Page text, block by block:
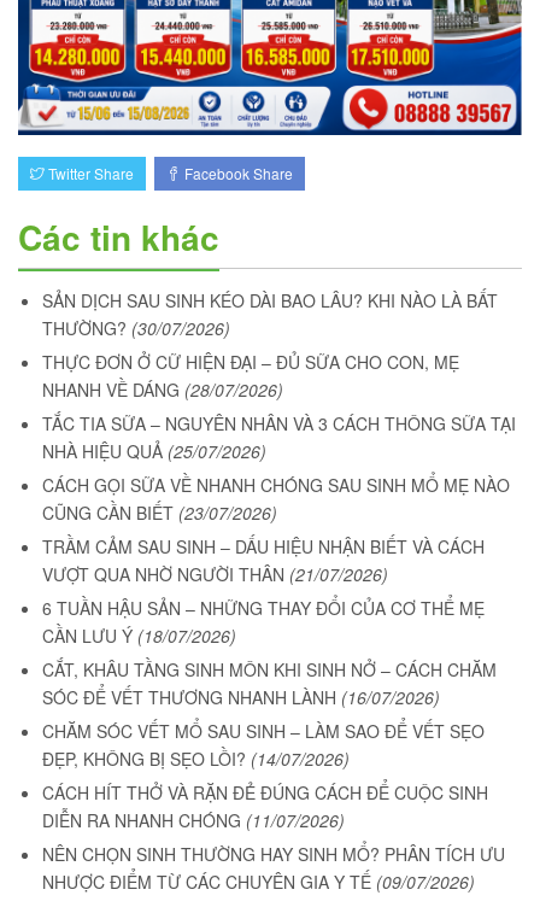
Twitter Share Facebook Share
Các tin khác
SẢN DỊCH SAU SINH KÉO DÀI BAO LÂU? KHI NÀO LÀ BẤT
THƯỜNG? (30/07/2026)
THỰC ĐƠN Ở CỮ HIỆN ĐẠI – ĐỦ SỮA CHO CON, MẸ
NHANH VỀ DÁNG (28/07/2026)
TẮC TIA SỮA – NGUYÊN NHÂN VÀ 3 CÁCH THÔNG SỮA TẠI
NHÀ HIỆU QUẢ (25/07/2026)
CÁCH GỌI SỮA VỀ NHANH CHÓNG SAU SINH MỔ MẸ NÀO
CŨNG CẦN BIẾT (23/07/2026)
TRẦM CẢM SAU SINH – DẤU HIỆU NHẬN BIẾT VÀ CÁCH
VƯỢT QUA NHỜ NGƯỜI THÂN (21/07/2026)
6 TUẦN HẬU SẢN – NHỮNG THAY ĐỔI CỦA CƠ THỂ MẸ
CẦN LƯU Ý (18/07/2026)
CẮT, KHÂU TẦNG SINH MÔN KHI SINH NỞ – CÁCH CHĂM
SÓC ĐỂ VẾT THƯƠNG NHANH LÀNH (16/07/2026)
CHĂM SÓC VẾT MỔ SAU SINH – LÀM SAO ĐỂ VẾT SẸO
ĐẸP, KHÔNG BỊ SẸO LỒI? (14/07/2026)
CÁCH HÍT THỞ VÀ RẶN ĐẺ ĐÚNG CÁCH ĐỂ CUỘC SINH
DIỄN RA NHANH CHÓNG (11/07/2026)
NÊN CHỌN SINH THƯỜNG HAY SINH MỔ? PHÂN TÍCH ƯU
NHƯỢC ĐIỂM TỪ CÁC CHUYÊN GIA Y TẾ (09/07/2026)